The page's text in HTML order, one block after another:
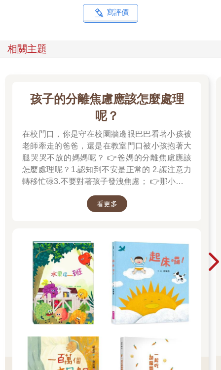
寫評價
相關主題
孩子的分離焦慮應該怎麼處理
呢？
在校門口，你是守在校園牆邊眼巴巴看著小孩被
老師牽走的爸爸，還是在教室門口被小孩抱著大
腿哭哭不放的媽媽呢？ 👉爸媽的分離焦慮應該
怎麼處理呢？1.認知到不安是正常的 2.讓注意力
轉移忙碌3.不要對著孩子發洩焦慮； 👉那小朋友
該如何適應過渡期呢？1.可給予適當的安撫玩具
也許是熟悉的玩偶增加安全感 2.與孩子分開時請
孩子一起迎接成長的過程！真是太好了！ 🎉金石
堂開學季！爸媽好輕鬆教你一站購足！文具、書
包、書套參展品全面5折起！👉文具滿777送80
元電子禮券 👉全站商品滿1200回饋4%金幣
看更多